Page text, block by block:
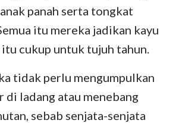
panah serta tongkat
itu mereka jadikan kayu
itu cukup untuk tujuh tahun.
tidak perlu mengumpulkan
di ladang atau menebang
sebab senjata-senjata